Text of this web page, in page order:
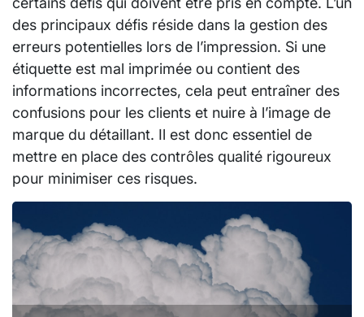
des principaux défis réside dans la gestion des
erreurs potentielles lors de l’impression. Si une
étiquette est mal imprimée ou contient des
informations incorrectes, cela peut entraîner des
confusions pour les clients et nuire à l’image de
marque du détaillant. Il est donc essentiel de
mettre en place des contrôles qualité rigoureux
pour minimiser ces risques.